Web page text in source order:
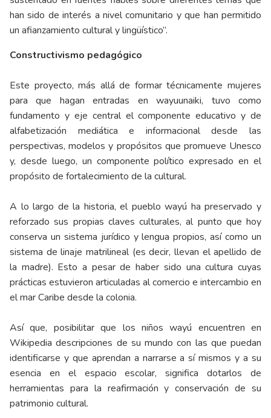
han sido de interés a nivel comunitario y que han permitido
un afianzamiento cultural y lingüístico”.
Constructivismo pedagógico
Este proyecto, más allá de formar técnicamente mujeres
para que hagan entradas en wayuunaiki, tuvo como
fundamento y eje central el componente educativo y de
alfabetización mediática e informacional desde las
perspectivas, modelos y propósitos que promueve Unesco
y, desde luego, un componente político expresado en el
propósito de fortalecimiento de la cultural.
A lo largo de la historia, el pueblo wayú ha preservado y
reforzado sus propias claves culturales, al punto que hoy
conserva un sistema jurídico y lengua propios, así como un
sistema de linaje matrilineal (es decir, llevan el apellido de
la madre). Esto a pesar de haber sido una cultura cuyas
prácticas estuvieron articuladas al comercio e intercambio en
el mar Caribe desde la colonia.
Así que, posibilitar que los niños wayú encuentren en
Wikipedia descripciones de su mundo con las que puedan
identificarse y que aprendan a narrarse a sí mismos y a su
esencia en el espacio escolar, significa dotarlos de
herramientas para la reafirmación y conservación de su
patrimonio cultural.